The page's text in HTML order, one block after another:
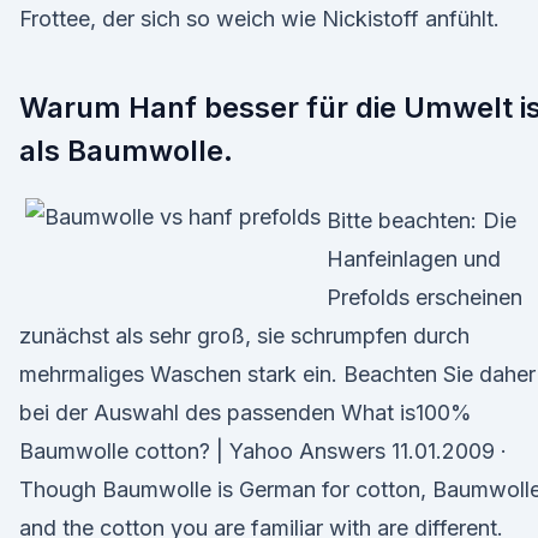
Frottee, der sich so weich wie Nickistoff anfühlt.
Warum Hanf besser für die Umwelt
als Baumwolle.
Bitte beachten: Die
Hanfeinlagen und
Prefolds erscheinen
zunächst als sehr groß, sie schrumpfen durch
mehrmaliges Waschen stark ein. Beachten Sie daher
bei der Auswahl des passenden What is100%
Baumwolle cotton? | Yahoo Answers 11.01.2009 ·
Though Baumwolle is German for cotton,
and the cotton you are familiar with are different.